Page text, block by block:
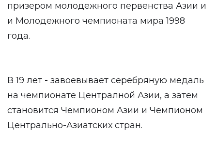
призером молодежного первенства Азии и
и Молодежного чемпионата мира 1998
года.
В 19 лет - завоевывает серебряную медаль
на чемпионате Централной Азии, а затем
становится Чемпионом Азии и Чемпионом
Центрально-Азиатских стран.